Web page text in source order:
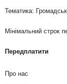
Тематика:
Мінімальний строк
Передплатити
Про нас